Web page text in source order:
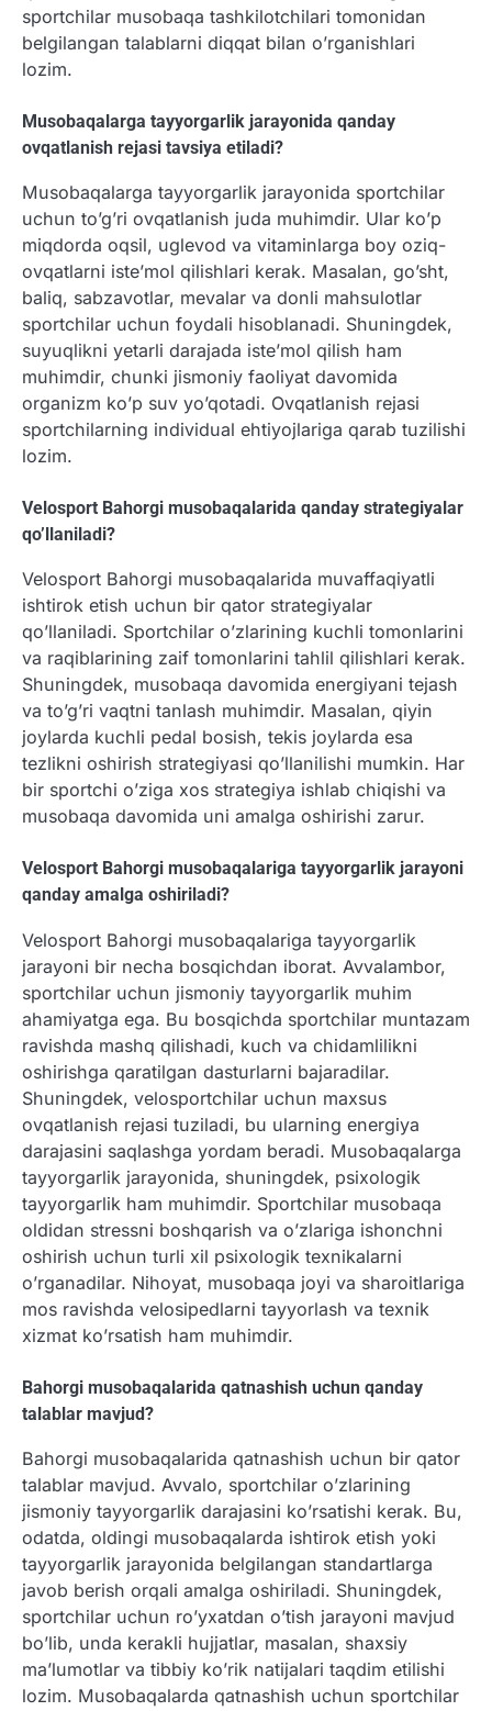
sportchilar musobaqa tashkilotchilari tomonidan
belgilangan talablarni diqqat bilan o’rganishlari
lozim.
Musobaqalarga tayyorgarlik jarayonida qanday
ovqatlanish rejasi tavsiya etiladi?
Musobaqalarga tayyorgarlik jarayonida sportchilar
uchun to’g’ri ovqatlanish juda muhimdir. Ular ko’p
miqdorda oqsil, uglevod va vitaminlarga boy oziq-
ovqatlarni iste’mol qilishlari kerak. Masalan, go’sht,
baliq, sabzavotlar, mevalar va donli mahsulotlar
sportchilar uchun foydali hisoblanadi. Shuningdek,
suyuqlikni yetarli darajada iste’mol qilish ham
muhimdir, chunki jismoniy faoliyat davomida
organizm ko’p suv yo’qotadi. Ovqatlanish rejasi
sportchilarning individual ehtiyojlariga qarab tuzilishi
lozim.
Velosport Bahorgi musobaqalarida qanday strategiyalar
qo’llaniladi?
Velosport Bahorgi musobaqalarida muvaffaqiyatli
ishtirok etish uchun bir qator strategiyalar
qo’llaniladi. Sportchilar o’zlarining kuchli tomonlarini
va raqiblarining zaif tomonlarini tahlil qilishlari kerak.
Shuningdek, musobaqa davomida energiyani tejash
va to’g’ri vaqtni tanlash muhimdir. Masalan, qiyin
joylarda kuchli pedal bosish, tekis joylarda esa
tezlikni oshirish strategiyasi qo’llanilishi mumkin. Har
bir sportchi o’ziga xos strategiya ishlab chiqishi va
musobaqa davomida uni amalga oshirishi zarur.
Velosport Bahorgi musobaqalariga tayyorgarlik jarayoni
qanday amalga oshiriladi?
Velosport Bahorgi musobaqalariga tayyorgarlik
jarayoni bir necha bosqichdan iborat. Avvalambor,
sportchilar uchun jismoniy tayyorgarlik muhim
ahamiyatga ega. Bu bosqichda sportchilar muntazam
ravishda mashq qilishadi, kuch va chidamlilikni
oshirishga qaratilgan dasturlarni bajaradilar.
Shuningdek, velosportchilar uchun maxsus
ovqatlanish rejasi tuziladi, bu ularning energiya
darajasini saqlashga yordam beradi. Musobaqalarga
tayyorgarlik jarayonida, shuningdek, psixologik
tayyorgarlik ham muhimdir. Sportchilar musobaqa
oldidan stressni boshqarish va o’zlariga ishonchni
oshirish uchun turli xil psixologik texnikalarni
o’rganadilar. Nihoyat, musobaqa joyi va sharoitlariga
mos ravishda velosipedlarni tayyorlash va texnik
xizmat ko’rsatish ham muhimdir.
Bahorgi musobaqalarida qatnashish uchun qanday
talablar mavjud?
Bahorgi musobaqalarida qatnashish uchun bir qator
talablar mavjud. Avvalo, sportchilar o’zlarining
jismoniy tayyorgarlik darajasini ko’rsatishi kerak. Bu,
odatda, oldingi musobaqalarda ishtirok etish yoki
tayyorgarlik jarayonida belgilangan standartlarga
javob berish orqali amalga oshiriladi. Shuningdek,
sportchilar uchun ro’yxatdan o’tish jarayoni mavjud
bo’lib, unda kerakli hujjatlar, masalan, shaxsiy
ma’lumotlar va tibbiy ko’rik natijalari taqdim etilishi
lozim. Musobaqalarda qatnashish uchun sportchilar